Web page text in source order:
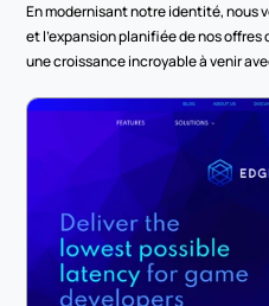
En modernisant notre identité, nous
et l'expansion planifiée de nos offres
une croissance incroyable à venir